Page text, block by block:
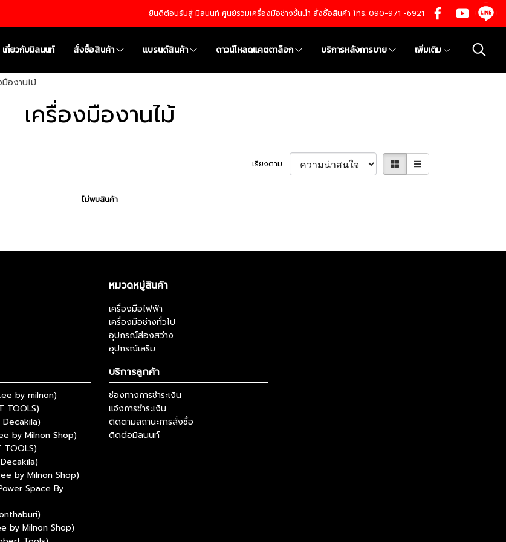
ยินดีต้อนรับสู่ มิลนนท์ ศูนย์รวมเครื่องมือช่างชั้นนำ สั่งซื้อสินค้า โทร. 090-971 -6921
เกี่ยวกับมิลนนท์ สั่งซื้อสินค้า แบรนด์สินค้า ดาวน์โหลดแคตตาล็อก บริการหลังการขาย เพิ่มเติม
มืองานไม้
เครื่องมืองานไม้
เรียงตาม
ไม่พบสินค้า
หมวดหมู่สินค้า
เครื่องมือไฟฟ้า
เครื่องมือช่างทั่วไป
อุปกรณ์ส่องสว่าง
อุปกรณ์เสริม
by milnon)
TOOLS)
by Milnon Shop)
TOOLS)
by Milnon Shop)
Space By
by Milnon Shop)
บริการลูกค้า
ช่องทางการชำระเงิน
แจ้งการชำระเงิน
ติดตามสถานะการสั่งซื้อ
ติดต่อมิลนนท์